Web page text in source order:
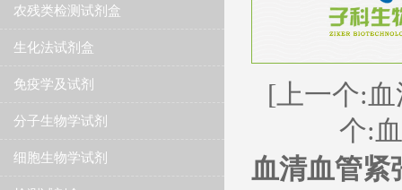
农残类检测试剂盒
生化法试剂盒
免疫学及试剂
分子生物学试剂
细胞生物学试剂
[上一个:
个:
血清血管